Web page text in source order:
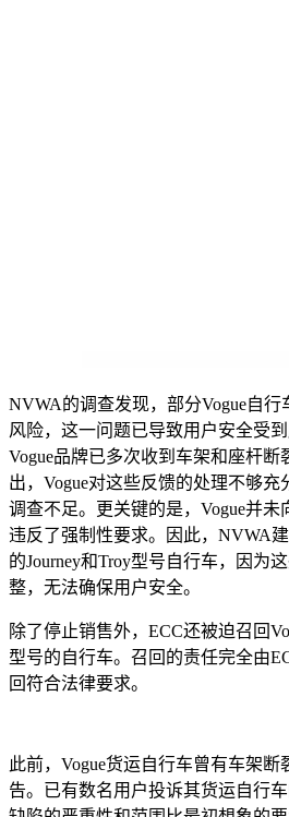
NVWA的调查发现，部分Vogue自
风险，这一问题已导致用户安全受
Vogue品牌已多次收到车架和座杆
出，Vogue对这些反馈的处理不够
调查不足。更关键的是，Vogue并未
违反了强制性要求。因此，NVWA
的Journey和Troy型号自行车，因为
整，无法确保用户安全。
除了停止销售外，ECC还被迫召回
型号的自行车。召回的责任完全由
回符合法律要求。
此前，Vogue货运自行车曾有车架
告。已有数名用户投诉其货运自行